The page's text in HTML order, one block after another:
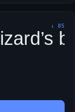
↓ 85